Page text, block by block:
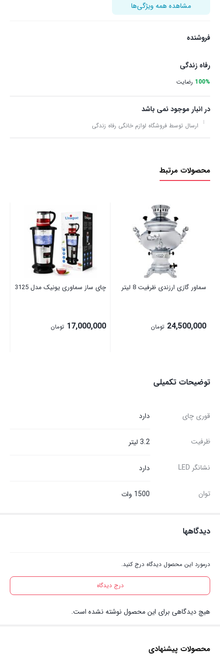
مشاهده همه ویژگی‌ها
فروشنده
رفاه زندگی
100% رضایت
در انبار موجود نمی باشد
ارسال توسط فروشگاه لوازم خانگی رفاه زندگی
محصولات مرتبط
سماور گازی ارزندی ظرفیت 8 لیتر
24,500,000 تومان
چای ساز سماوری یونیک مدل 3125
17,000,000 تومان
توضیحات تکمیلی
قوری چای دارد
ظرفیت 3.2 لیتر
نشانگر LED دارد
توان 1500 وات
دیدگاهها
درمورد این محصول دیدگاه درج کنید.
درج دیدگاه
هیچ دیدگاهی برای این محصول نوشته نشده است.
محصولات پیشنهادی